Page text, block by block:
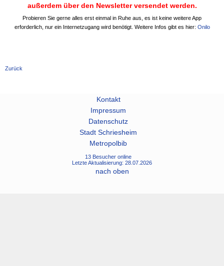
außerdem über den Newsletter versendet werden.
Probieren Sie gerne alles erst einmal in Ruhe aus, es ist keine weitere App
erforderlich, nur ein Internetzugang wird benötigt. Weitere Infos gibt es hier: Onilo
Zurück
Kontakt
Impressum
Datenschutz
Stadt Schriesheim
Metropolbib
13 Besucher online
Letzte Aktualisierung: 28.07.2026
nach oben